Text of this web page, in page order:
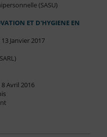
(SASU)
ET D'HYGIENE EN
Janvier 2017
Avril 2016